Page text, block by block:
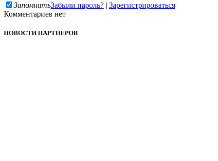
ЗапомнитьЗабыли пароль? | Зарегистрироваться
Комментариев нет
НОВОСТИ ПАРТНЁРОВ